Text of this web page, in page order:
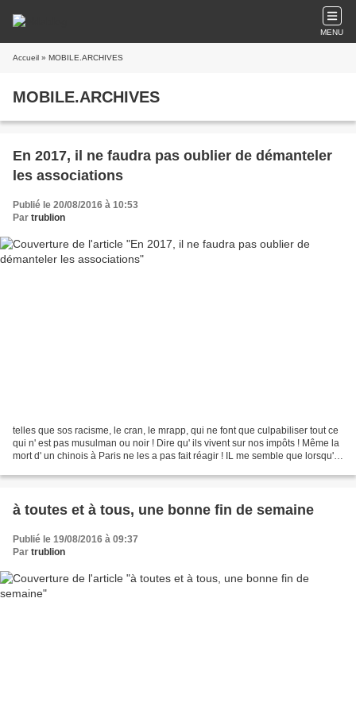
MENU
Accueil » MOBILE.ARCHIVES
MOBILE.ARCHIVES
En 2017, il ne faudra pas oublier de démanteler
les associations
Publié le 20/08/2016 à 10:53
Par trublion
telles que sos racisme, le cran, le mrapp, qui ne font que culpabiliser tout ce
qui n' est pas musulman ou noir ! Dire qu' ils vivent sur nos impôts ! Même la
mort d' un chinois à Paris ne les a pas fait réagir ! IL me semble que lorsqu'
à toutes et à tous, une bonne fin de semaine
Publié le 19/08/2016 à 09:37
Par trublion